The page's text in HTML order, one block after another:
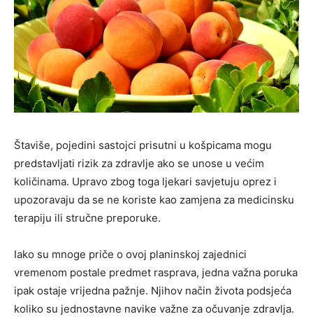
Štaviše, pojedini sastojci prisutni u košpicama mogu
predstavljati rizik za zdravlje ako se unose u većim
količinama. Upravo zbog toga ljekari savjetuju oprez i
upozoravaju da se ne koriste kao zamjena za medicinsku
terapiju ili stručne preporuke.
Iako su mnoge priče o ovoj planinskoj zajednici
vremenom postale predmet rasprava, jedna važna poruka
ipak ostaje vrijedna pažnje. Njihov način života podsjeća
koliko su jednostavne navike važne za očuvanje zdravlja.